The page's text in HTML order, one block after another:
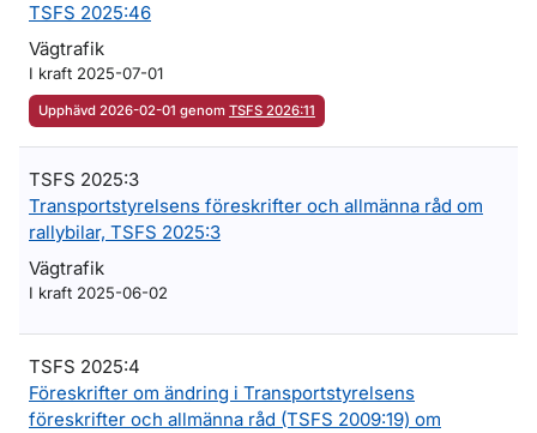
TSFS 2025:46
Vägtrafik
I kraft 2025-07-01
Upphävd 2026-02-01 genom TSFS 2026:11
TSFS 2025:3
Transportstyrelsens föreskrifter och allmänna råd om
rallybilar, TSFS 2025:3
Vägtrafik
I kraft 2025-06-02
TSFS 2025:4
Föreskrifter om ändring i Transportstyrelsens
föreskrifter och allmänna råd (TSFS 2009:19) om